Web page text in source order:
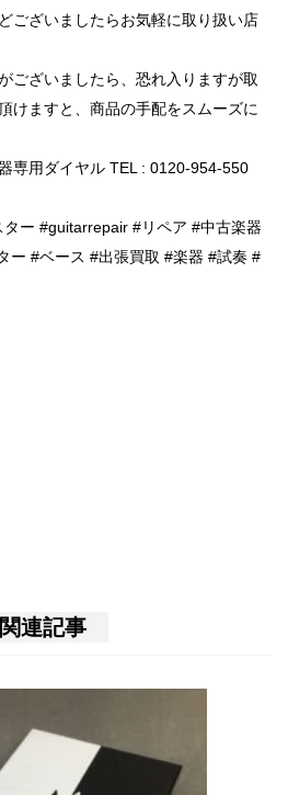
ございましたらお気軽に取り扱い店
ございましたら、恐れ入りますが取
けますと、商品の手配をスムーズに
用ダイヤル TEL : 0120-954-550
ー #guitarrepair #リペア #中古楽器
ー #ベース #出張買取 #楽器 #試奏 #
関連記事